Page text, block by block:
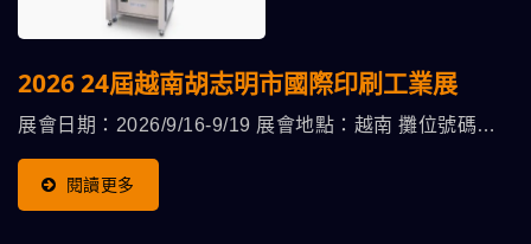
2026 24屆越南胡志明市國際印刷工業展
展會日期：2026/9/16-9/19 展會地點：越南 攤位號碼：
待公佈
閱讀更多